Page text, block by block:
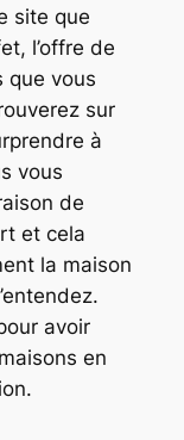
site que
l’offre de
que vous
sur
à
vous
de
et cela
la maison
avoir
en